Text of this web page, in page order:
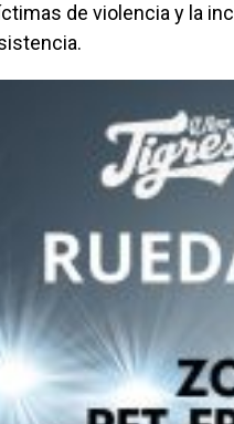
de violencia y la